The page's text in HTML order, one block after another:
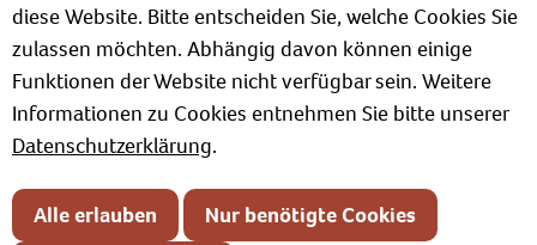
diese Website. Bitte entscheiden Sie, welche Cookies Sie
zulassen möchten. Abhängig davon können einige
Funktionen der Website nicht verfügbar sein. Weitere
Informationen zu Cookies entnehmen Sie bitte unserer
Datenschutzerklärung.
Alle erlauben Nur benötigte Cookies